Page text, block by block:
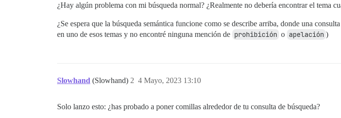
¿Hay algún problema con mi búsqueda normal? ¿Realmente no debería encontrar el tema
¿Se espera que la búsqueda semántica funcione como se describe arriba, donde una
en uno de esos temas y no encontré ninguna mención de prohibición o apelación )
Slowhand (Slowhand) 4 Mayo, 2023 13:10
2
Solo lanzo esto: ¿has probado a poner comillas alrededor de tu consulta de búsqueda?